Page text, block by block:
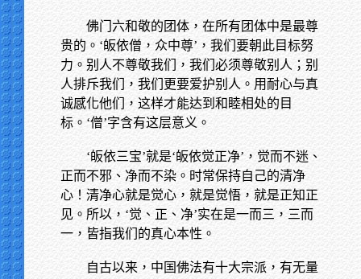
佛门六和敬的团体，在所有团体中是最尊
贵的。‘皈依僧，众中尊’，我们要朝此目标努
力。别人不尊敬我们，我们必须尊敬别人；别
人排斥我们，我们更要爱护别人。用耐心与真
诚感化他们，这样才能达到和睦相处的目
标。‘僧’字含有这层意义。
‘皈依三宝’就是‘皈依觉正净’，觉而不迷、
正而不邪、净而不染。时常保持自己的清净
心！清净心就是觉心，就是觉悟，就是正知正
见。所以，‘觉、正、净’实在是一而三，三而
一，皆指我们的真心本性。
自古以来，中国佛法有十大宗派，有无量